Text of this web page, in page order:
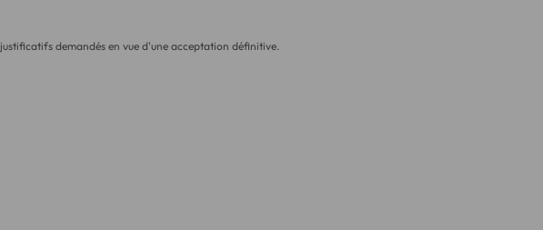
demandés en vue d'une acceptation définitive.